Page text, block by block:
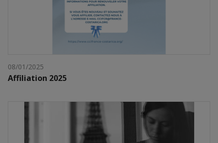
08/01/2025
Affiliation 2025